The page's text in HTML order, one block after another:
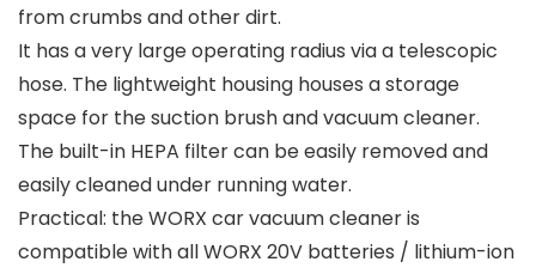
from crumbs and other dirt.
It has a very large operating radius via a telescopic
hose. The lightweight housing houses a storage
space for the suction brush and vacuum cleaner.
The built-in HEPA filter can be easily removed and
easily cleaned under running water.
Practical: the WORX car vacuum cleaner is
compatible with all WORX 20V batteries / lithium-ion